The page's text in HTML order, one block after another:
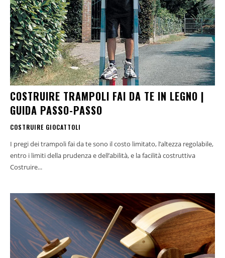
COSTRUIRE TRAMPOLI FAI DA TE IN LEGNO |
GUIDA PASSO-PASSO
COSTRUIRE GIOCATTOLI
I pregi dei trampoli fai da te sono il costo limitato, l’altezza regolabile,
entro i limiti della prudenza e dell’abilità, e la facilità costruttiva
Costruire...